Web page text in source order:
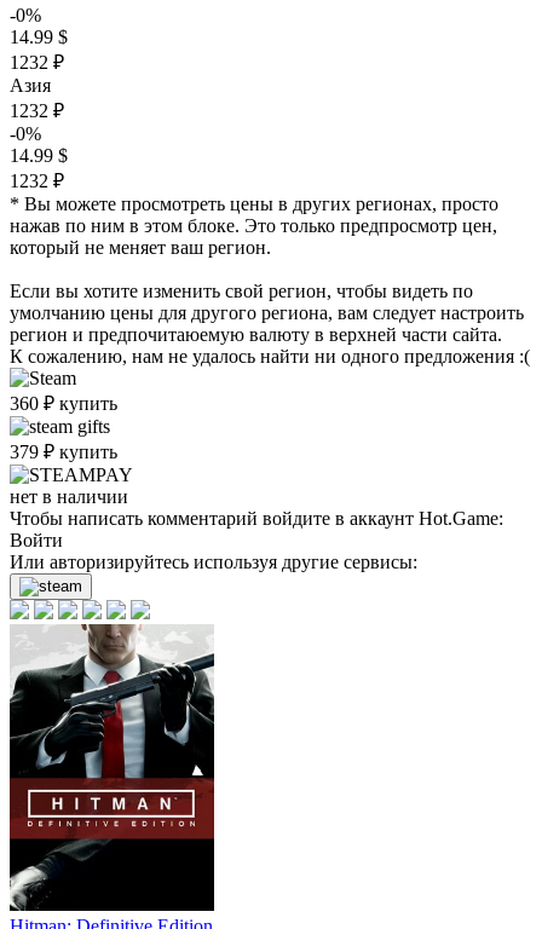
-0%
14.99 $
1232 ₽
Азия
1232 ₽
-0%
14.99 $
1232 ₽
* Вы можете просмотреть цены в других регионах, просто
нажав по ним в этом блоке. Это только предпросмотр цен,
который не меняет ваш регион.
Если вы хотите изменить свой регион, чтобы видеть по
умолчанию цены для другого региона, вам следует настроить
регион и предпочитаюемую валюту в верхней части сайта.
К сожалению, нам не удалось найти ни одного предложения :(
360 ₽ купить
379 ₽ купить
нет в наличии
Чтобы написать комментарий войдите в аккаунт Hot.Game:
Войти
Или авторизируйтесь используя другие сервисы: